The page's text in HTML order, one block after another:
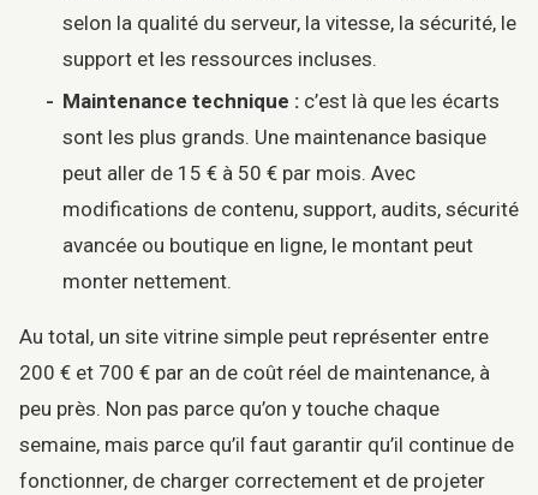
selon la qualité du serveur, la vitesse, la sécurité, le
support et les ressources incluses.
Maintenance technique :c’est là que les écarts
sont les plus grands. Une maintenance basique
peut aller de 15 € à 50 € par mois. Avec
modifications de contenu, support, audits, sécurité
avancée ou boutique en ligne, le montant peut
monter nettement.
Au total, un site vitrine simple peut représenter entre
200 € et 700 € par an de coût réel de maintenance, à
peu près. Non pas parce qu’on y touche chaque
semaine, mais parce qu’il faut garantir qu’il continue de
fonctionner, de charger correctement et de projeter